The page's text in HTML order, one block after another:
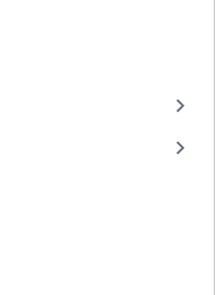
keyboard_arrow_right
keyboard_arrow_right